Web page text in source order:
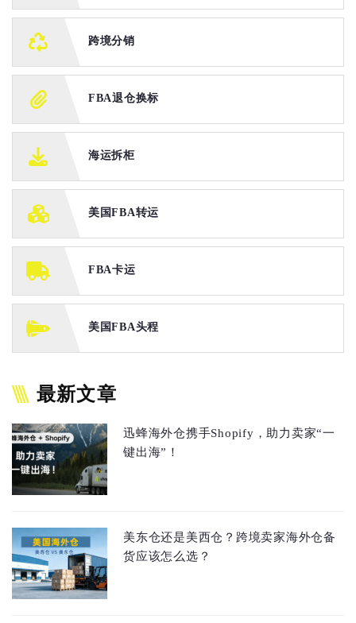
跨境分销
FBA退仓换标
海运拆柜
美国FBA转运
FBA卡运
美国FBA头程
最新文章
迅蜂海外仓携手Shopify，助力卖家“一
键出海”！
美东仓还是美西仓？跨境卖家海外仓备
货应该怎么选？